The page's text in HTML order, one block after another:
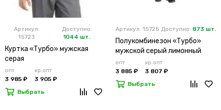
Артикул:
15723
Доступно:
1044 шт.
Куртка «Турбо» мужская
серая
опт
3 985 ₽
кр.опт
3 905 ₽
Выбрать
Артикул: 15725 Доступно: 873 шт.
Полукомбинезон «Турбо»
мужской серый лимонный
опт
3 885 ₽
кр.опт
3 807 ₽
Выбрать